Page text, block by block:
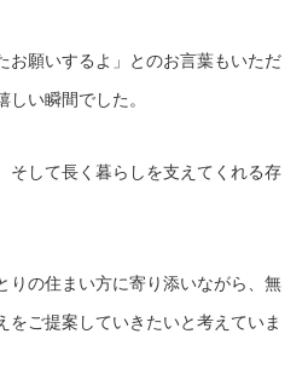
お願いするよ」とのお言葉もいただ
い瞬間でした。
そして長く暮らしを支えてくれる存
りの住まい方に寄り添いながら、無
をご提案していきたいと考えていま